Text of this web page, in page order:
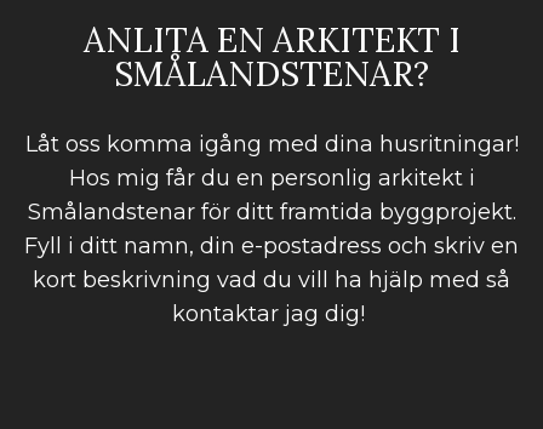
ANLITA EN ARKITEKT I
SMÅLANDSTENAR?
Låt oss komma igång med dina husritningar!
Hos mig får du en personlig arkitekt i
Smålandstenar för ditt framtida byggprojekt.
Fyll i ditt namn, din e-postadress och skriv en
kort beskrivning vad du vill ha hjälp med så
kontaktar jag dig!